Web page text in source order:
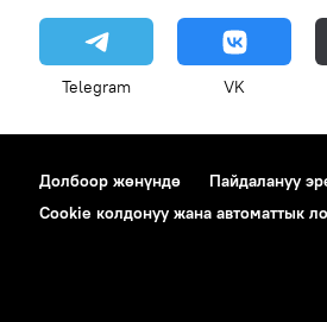
Telegram VK
Долбоор жөнүндө Пайдалануу
Cookie колдонуу жана автоматтык